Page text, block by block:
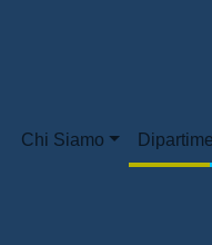
Chi Siamo